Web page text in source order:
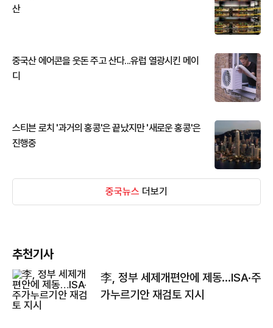
산
중국산 에어콘을 웃돈 주고 산다...유럽 열광시킨 메이
디
스티븐 로치 '과거의 홍콩'은 끝났지만 '새로운 홍콩'은
진행중
중국뉴스 더보기
추천기사
李, 정부 세제개편안에 제동…ISA·주
가누르기안 재검토 지시